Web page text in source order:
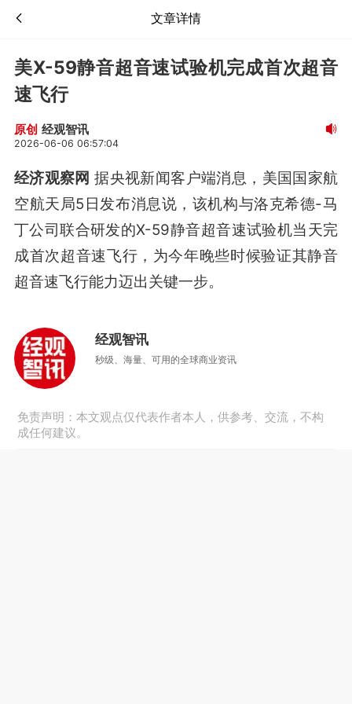
文章详情
美X-59静音超音速试验机完成首次超音
速飞行
原创 经观智讯
2026-06-06 06:57:04
经济观察网 据央视新闻客户端消息，美国国家航
空航天局5日发布消息说，该机构与洛克希德-马
丁公司联合研发的X-59静音超音速试验机当天完
成首次超音速飞行，为今年晚些时候验证其静音
超音速飞行能力迈出关键一步。
经观智讯
秒级、海量、可用的全球商业资讯
免责声明：本文观点仅代表作者本人，供参考、交流，不构
成任何建议。